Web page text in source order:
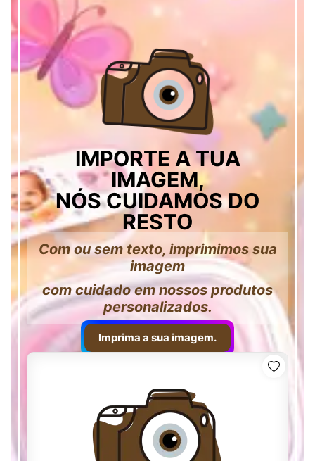
IMPORTE A TUA
IMAGEM,
NÓS CUIDAMOS DO
RESTO
Com ou sem texto, imprimimos sua
imagem
com cuidado em nossos produtos
personalizados.
Imprima a sua imagem.